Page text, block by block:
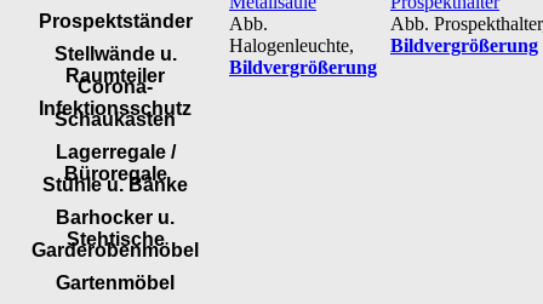
Prospektständer
Stellwände u.
Raumteiler
Corona-
Infektionsschutz
Schaukästen
Lagerregale /
Büroregale
Stühle u. Bänke
Barhocker u.
Stehtische
Garderobenmöbel
Gartenmöbel
Abb.
Halogenleuchte,
Bildvergrößerung
Abb.
Bildvergrößerung